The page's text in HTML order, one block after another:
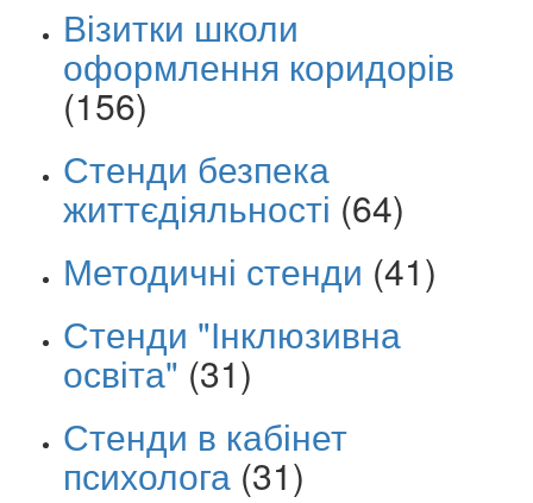
Візитки школи
оформлення коридорів
(156)
Стенди безпека
життєдіяльності (64)
Методичні стенди (41)
Стенди "Інклюзивна
освіта" (31)
Стенди в кабінет
психолога (31)